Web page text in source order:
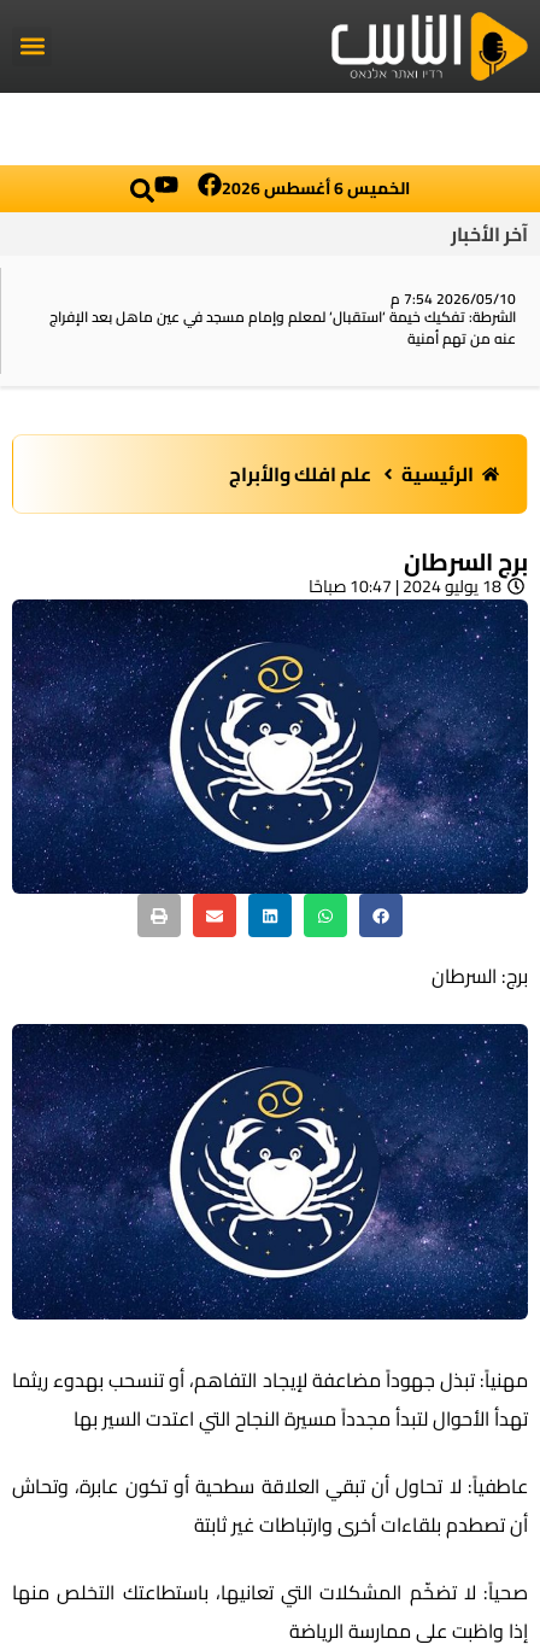
الخميس 6 أغسطس 2026
آخر الأخبار
2026/05/10 7:54 م
الشرطة: تفكيك خيمة ‘استقبال‘ لمعلم وإمام مسجد في عين ماهل بعد الإفراج
عنه من تهم أمنية
الرئيسية علم افلك والأبراج
برج السرطان
18 يوليو 2024 | 10:47 صباحًا
برج: السرطان
مهنياً: تبذل جهوداً مضاعفة لإيجاد التفاهم، أو تنسحب بهدوء ريثما
تهدأ الأحوال لتبدأ مجدداً مسيرة النجاح التي اعتدت السير بها
عاطفياً: لا تحاول أن تبقي العلاقة سطحية أو تكون عابرة، وتحاش
أن تصطدم بلقاءات أخرى وارتباطات غير ثابتة
صحياً: لا تضخّم المشكلات التي تعانيها، باستطاعتك التخلص منها
إذا واظبت على ممارسة الرياضة